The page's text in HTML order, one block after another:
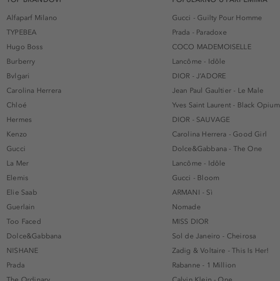
Alfaparf Milano
TYPEBEA
Hugo Boss
Burberry
Bvlgari
Carolina Herrera
Chloé
Hermes
Kenzo
Gucci
La Mer
Elemis
Elie Saab
Guerlain
Too Faced
Dolce&Gabbana
NISHANE
Prada
Gucci - Guilty Pour Homme
Prada - Paradoxe
COCO MADEMOISELLE
Lancôme - Idôle
DIOR - J’ADORE
Jean Paul Gaultier - Le Male
Yves Saint Laurent - Black Opium
DIOR - SAUVAGE
Carolina Herrera - Good Girl
Dolce&Gabbana - The One
Lancôme - Idôle
Gucci - Bloom
ARMANI - Sì
Nomade
MISS DIOR
Sol de Janeiro - Cheirosa
Zadig & Voltaire - This Is Her!
Rabanne - 1 Million